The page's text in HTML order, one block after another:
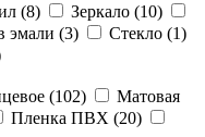
(8) Зеркало (10)
(3) Стекло (1)
(102)
Матовая
Пленка ПВХ (20)